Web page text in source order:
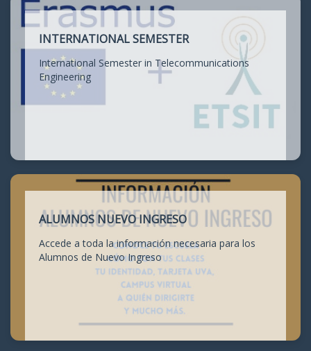
INTERNATIONAL SEMESTER
International Semester in Telecommunications
Engineering
ALUMNOS NUEVO INGRESO
Accede a toda la información necesaria para los
Alumnos de Nuevo Ingreso